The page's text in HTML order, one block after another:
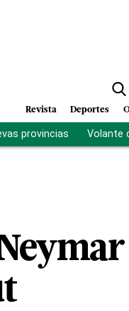
Revista Deportes
provincias Volante